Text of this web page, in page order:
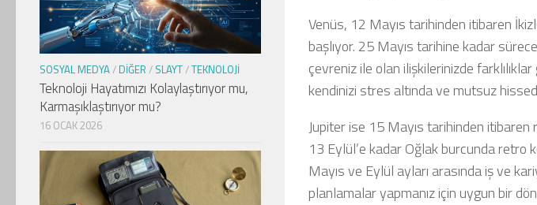
Venüs, 12 Mayıs tarihinden itibaren
başlıyor. 25 Mayıs tarihine kadar
çevreniz ile olan ilişkilerinizde
kendinizi stres altında ve mutsuz
Jupiter ise 15 Mayıs tarihinden
13 Eylül’e kadar Oğlak burcunda retro
Mayıs ve Eylül ayları arasında iş ve
planlamalar yapmanız için uygun bir
SOSYAL MEDYA/ DIĞER / SLAYT/TEKNOLOJI
Teknoloji Hayatımızı Kolaylaştırıyor mu,
Karmaşıklaştırıyor mu?
16 OCAK 2026